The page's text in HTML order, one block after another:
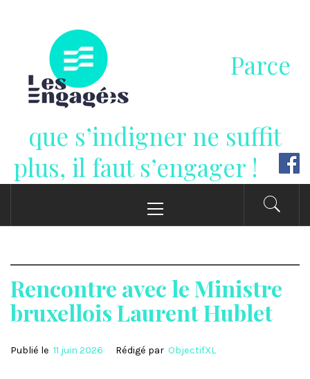
contenu
Parce
que s’indigner ne suffit
plus, il faut s’engager !
principal
Rencontre avec le Ministre
bruxellois Laurent Hublet
Publié le 11 juin 2026 Rédigé par ObjectifXL